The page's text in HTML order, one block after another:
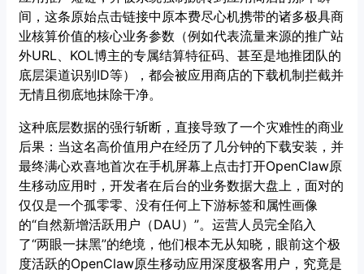
间，这条原始点击链接中原本费尽心机携带的诸多极具商
业核算价值的核心业务参数（例如代表流量来源的推广站
外URL、KOL博主的专属结算特征码、甚至是地推团队的
底层渠道识别ID等），都会被应用商店的下载机制拦截并
无情且彻底地抹除干净。
这种底层数据的强行斩断，直接导致了一个灾难性的商业
后果：当这名高价值用户在经历了几分钟的下载安装，并
最终满心欢喜地首次在手机屏幕上点击打开OpenClaw原
生移动应用时，开发者在后台的业务数据大盘上，面对的
仅仅是一个孤零零、没有任何上下游标签和属性画像
的“自然新增活跃用户（DAU）”。运营人员完全陷入
了“两眼一抹黑”的绝境，他们根本无从知晓，眼前这个极
度活跃的OpenClaw原生移动应用深度极客用户，究竟是